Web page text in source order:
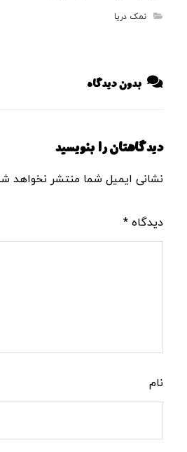
نمک دریا
بدون دیدگاه
دیدگاهتان را بنویسید
نشانی ایمیل شما منتشر نخواهد
دیدگاه *
نام